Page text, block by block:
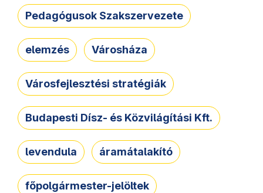
Pedagógusok Szakszervezete
elemzés Városháza
Városfejlesztési stratégiák
Budapesti Dísz- és Közvilágítási Kft.
levendula áramátalakító
főpolgármester-jelöltek